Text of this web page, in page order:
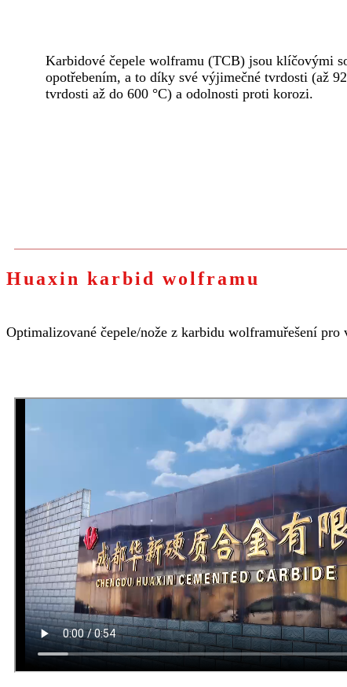
Karbidové čepele wolframu (TCB) jsou klíčovými
opotřebením, a to díky své výjimečné tvrdosti (až
tvrdosti až do 600 °C) a odolnosti proti korozi.
Huaxin karbid wolframu
Optimalizované čepele/nože z karbidu wolframuřešení pro